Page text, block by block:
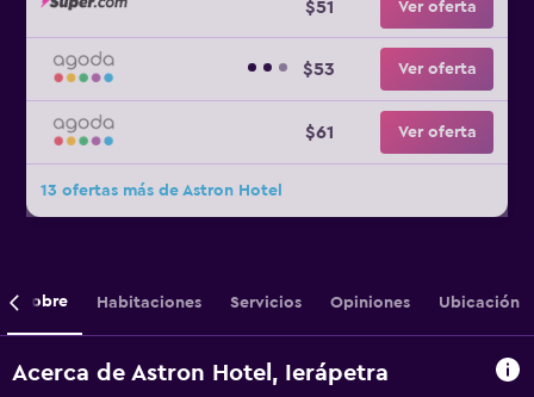
$51 Ver oferta
$53 Ver oferta
$61 Ver oferta
13 ofertas más de Astron Hotel
Sobre Habitaciones Servicios Opiniones Ubicación
Acerca de Astron Hotel, Ierápetra